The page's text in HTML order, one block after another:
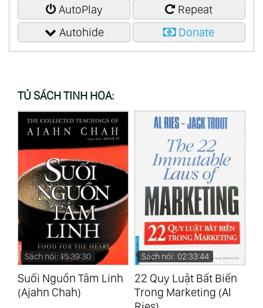
AutoPlay
Repeat
Autohide
Donate
TỦ SÁCH TINH HOA:
Sách nói: 15:39:30
Suối Nguồn Tâm Linh
(Ajahn Chah)
Sách nói: 02:33:44
22 Quy Luật Bất Biến
Trong Marketing (Al